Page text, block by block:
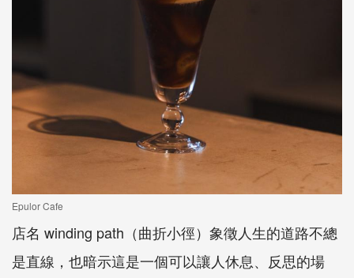
Epulor Cafe
店名 winding path （曲折小徑）象徵人生的道路不總
是直線，也暗示這是一個可以讓人休息、反思的場